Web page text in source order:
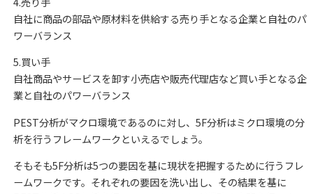
自社に商品の部品や原材料を供給する売り手となる企業と自社のパ
ワーバランス
5.買い手
自社商品やサービスを卸す小売店や販売代理店など買い手となる企
業と自社のパワーバランス
PEST分析がマクロ環境であるのに対し、5F分析はミクロ環境の分
析を行うフレームワークといえるでしょう。
そもそも5F分析は5つの要因を基に現状を把握するために行うフレ
ームワークです。それぞれの要因を洗い出し、その結果を基に